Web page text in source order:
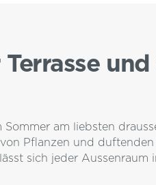
am liebsten
Pflanzen und
sich jeder Aussenraum